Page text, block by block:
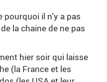
pourquoi il n'y a pas
la chaine de ne pas
hier soir qui laisse
(la France et les